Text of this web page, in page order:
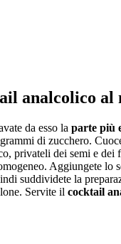
analcolico al
da esso la parte più
di zucchero.
privateli dei semi e
Aggiungete lo
suddividete la
Servite il cocktail